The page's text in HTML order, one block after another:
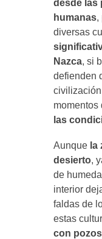
desde las
humanas,
diversas
Nazca, si
defienden
momentos
las
Aunque la
desierto,
de
interior
faldas de
estas
con